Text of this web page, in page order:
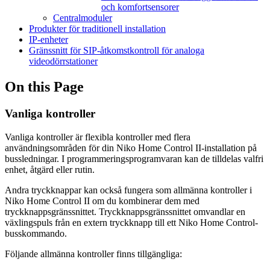
och komfortsensorer
Centralmoduler
Produkter för traditionell installation
IP-enheter
Gränssnitt för SIP-åtkomstkontroll för analoga
videodörrstationer
On this Page
Vanliga kontroller
Vanliga kontroller är flexibla kontroller med flera
användningsområden för din Niko Home Control II-installation på
bussledningar. I programmeringsprogramvaran kan de tilldelas valfri
enhet, åtgärd eller rutin.
Andra tryckknappar kan också fungera som allmänna kontroller i
Niko Home Control II om du kombinerar dem med
tryckknappsgränssnittet. Tryckknappsgränssnittet omvandlar en
växlingspuls från en extern tryckknapp till ett Niko Home Control-
busskommando.
Följande allmänna kontroller finns tillgängliga: